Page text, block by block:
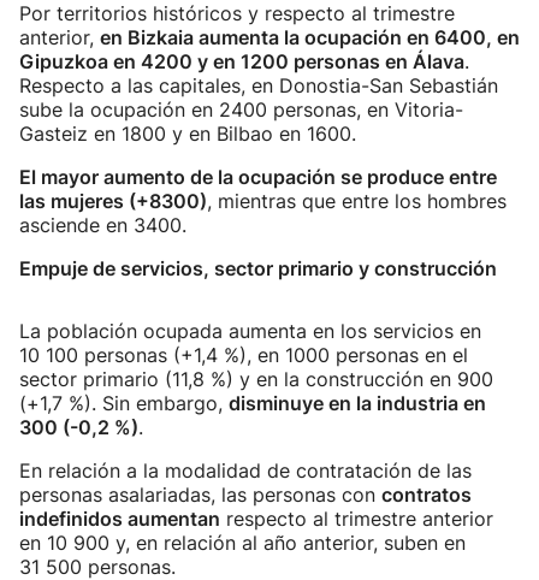
Por territorios históricos y respecto al trimestre
anterior, en Bizkaia aumenta la ocupación en 6400, en
Gipuzkoa en 4200 y en 1200 personas en Álava.
Respecto a las capitales, en Donostia-San Sebastián
sube la ocupación en 2400 personas, en Vitoria-
Gasteiz en 1800 y en Bilbao en 1600.
El mayor aumento de la ocupación se produce entre
las mujeres (+8300), mientras que entre los hombres
asciende en 3400.
Empuje de servicios, sector primario y construcción
La población ocupada aumenta en los servicios en
10 100 personas (+1,4 %), en 1000 personas en el
sector primario (11,8 %) y en la construcción en 900
(+1,7 %). Sin embargo, disminuye en la industria en
300 (-0,2 %).
En relación a la modalidad de contratación de las
personas asalariadas, las personas con contratos
indefinidos aumentan respecto al trimestre anterior
en 10 900 y, en relación al año anterior, suben en
31 500 personas.